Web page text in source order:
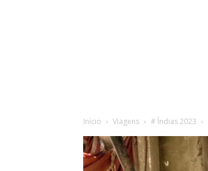
Início Viagens # Índias 2023